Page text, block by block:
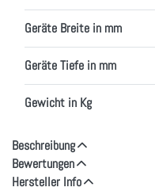
Geräte Breite in mm
Geräte Tiefe in mm
Gewicht in Kg
Beschreibung
Bewertungen
Hersteller Info